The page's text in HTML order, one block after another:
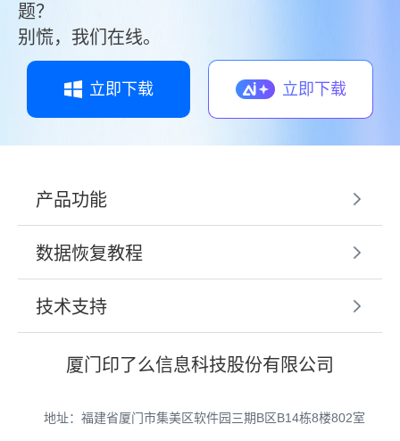
题？
别慌，我们在线。
立即下载 立即下载
产品功能
数据恢复教程
技术支持
厦门印了么信息科技股份有限公司
地址：福建省厦门市集美区软件园三期B区B14栋8楼802室